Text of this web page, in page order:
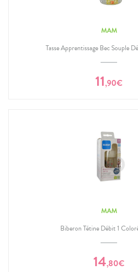
MAM
Tasse Apprentissage Bec Souple
11,90€
MAM
Biberon Tétine Débit 1
14,80€